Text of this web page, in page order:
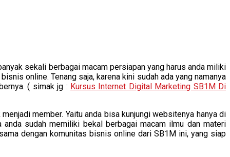
sekali berbagai macam persiapan yang harus anda miliki
online. Tenang saja, karena kini sudah ada yang namanya
( simak jg : Kursus Internet Digital Marketing SB1M Di
member. Yaitu anda bisa kunjungi websitenya hanya di
sudah memiliki bekal berbagai macam ilmu dan materi
dengan komunitas bisnis online dari SB1M ini, yang siap